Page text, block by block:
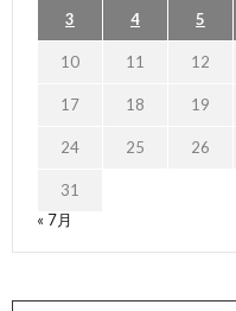
3 4 5
10 11 12
17 18 19
24 25 26
31
« 7月